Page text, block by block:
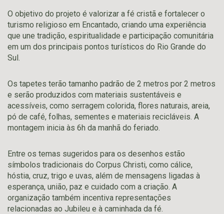
O objetivo do projeto é valorizar a fé cristã e fortalecer o
turismo religioso em Encantado, criando uma experiência
que une tradição, espiritualidade e participação comunitária
em um dos principais pontos turísticos do Rio Grande do
Sul.
Os tapetes terão tamanho padrão de 2 metros por 2 metros
e serão produzidos com materiais sustentáveis e
acessíveis, como serragem colorida, flores naturais, areia,
pó de café, folhas, sementes e materiais recicláveis. A
montagem inicia às 6h da manhã do feriado.
Entre os temas sugeridos para os desenhos estão
símbolos tradicionais do Corpus Christi, como cálice,
hóstia, cruz, trigo e uvas, além de mensagens ligadas à
esperança, união, paz e cuidado com a criação. A
organização também incentiva representações
relacionadas ao Jubileu e à caminhada da fé.